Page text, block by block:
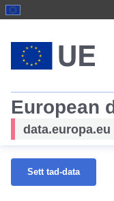
European
data.europa.eu
Sett tad-data